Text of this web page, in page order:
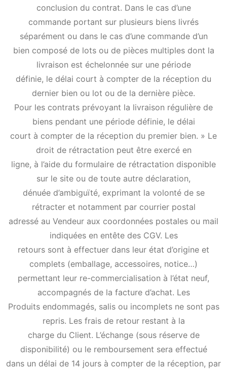
conclusion du contrat. Dans le cas d’une
commande portant sur plusieurs biens livrés
séparément ou dans le cas d’une commande d’un
bien composé de lots ou de pièces multiples dont la
livraison est échelonnée sur une période
définie, le délai court à compter de la réception du
dernier bien ou lot ou de la dernière pièce.
Pour les contrats prévoyant la livraison régulière de
biens pendant une période définie, le délai
court à compter de la réception du premier bien. » Le
droit de rétractation peut être exercé en
ligne, à l’aide du formulaire de rétractation disponible
sur le site ou de toute autre déclaration,
dénuée d’ambiguïté, exprimant la volonté de se
rétracter et notamment par courrier postal
adressé au Vendeur aux coordonnées postales ou mail
indiquées en entête des CGV. Les
retours sont à effectuer dans leur état d’origine et
complets (emballage, accessoires, notice…)
permettant leur re-commercialisation à l’état neuf,
accompagnés de la facture d’achat. Les
Produits endommagés, salis ou incomplets ne sont pas
repris. Les frais de retour restant à la
charge du Client. L’échange (sous réserve de
disponibilité) ou le remboursement sera effectué
dans un délai de 14 jours à compter de la réception, par